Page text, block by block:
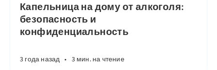
Капельница на дому от алкоголя:
безопасность и
конфиденциальность
3 года назад • 3 мин. на чтение